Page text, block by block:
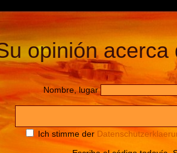
opinión acerca
Nombre, lugar
Ich stimme der